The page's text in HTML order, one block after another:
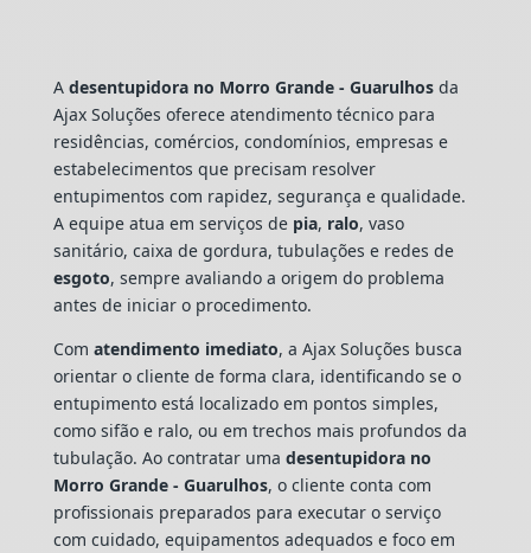
A desentupidora no Morro Grande - Guarulhosda
Ajax Soluções oferece atendimento técnico para
residências, comércios, condomínios, empresas e
estabelecimentos que precisam resolver
entupimentos com rapidez, segurança e qualidade.
A equipe atua em serviços de pia, ralo, vaso
sanitário, caixa de gordura, tubulações e redes de
esgoto, sempre avaliando a origem do problema
antes de iniciar o procedimento.
Com atendimento imediato, a Ajax Soluções busca
orientar o cliente de forma clara, identificando se o
entupimento está localizado em pontos simples,
como sifão e ralo, ou em trechos mais profundos da
tubulação. Ao contratar uma desentupidora no
Morro Grande - Guarulhos, o cliente conta com
profissionais preparados para executar o serviço
com cuidado, equipamentos adequados e foco em